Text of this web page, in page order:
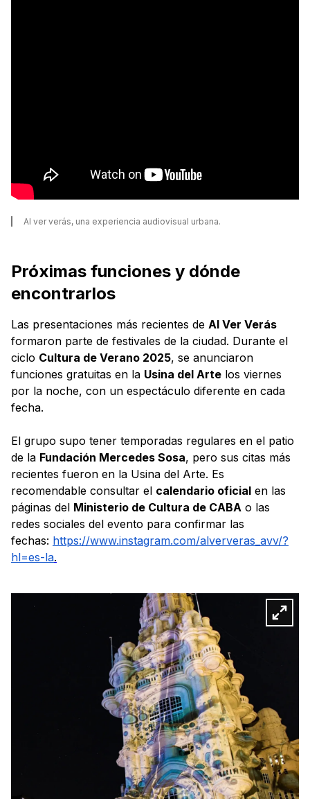
Al ver verás, una experiencia audiovisual urbana.
Próximas funciones y dónde
encontrarlos
Las presentaciones más recientes de Al Ver Verás
formaron parte de festivales de la ciudad. Durante el
ciclo Cultura de Verano 2025, se anunciaron
funciones gratuitas en la Usina del Arte los viernes
por la noche, con un espectáculo diferente en cada
fecha.
El grupo supo tener temporadas regulares en el patio
de la Fundación Mercedes Sosa, pero sus citas más
recientes fueron en la Usina del Arte. Es
recomendable consultar el calendario oficial en las
páginas del Ministerio de Cultura de CABA o las
redes sociales del evento para confirmar las
fechas: https://www.instagram.com/alververas_avv/?
hl=es-la.